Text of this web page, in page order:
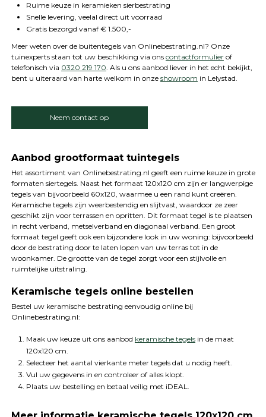
Ruime keuze in keramieken sierbestrating
Snelle levering, veelal direct uit voorraad
Gratis bezorgd vanaf € 1.500,-
Meer weten over de buitentegels van Onlinebestrating.nl? Onze
tuinexperts staan tot uw beschikking via ons contactformulierof
telefonisch via 0320 219 170. Als u ons aanbod liever in het echt bekijkt,
bent u uiteraard van harte welkom in onze showroom in Lelystad.
Neem contact op
Aanbod grootformaat tuintegels
Het assortiment van Onlinebestrating.nl geeft een ruime keuze in grote
formaten siertegels. Naast het formaat 120x120 cm zijn er langwerpige
tegels van bijvoorbeeld 60x120, waarmee u een rand kunt creëren.
Keramische tegels zijn weerbestendig en slijtvast, waardoor ze zeer
geschikt zijn voor terrassen en opritten. Dit formaat tegel is te plaatsen
in recht verband, metselverband en diagonaal verband. Een groot
formaat tegel geeft ook een bijzondere look in uw woning: bijvoorbeeld
door de bestrating door te laten lopen van uw terras tot in de
woonkamer. De grootte van de tegel zorgt voor een stijlvolle en
ruimtelijke uitstraling.
Keramische tegels online bestellen
Bestel uw keramische bestrating eenvoudig online bij
Onlinebestrating.nl:
Maak uw keuze uit ons aanbod keramische tegelsin de maat
120x120 cm.
Selecteer het aantal vierkante meter tegels dat u nodig heeft.
Vul uw gegevens in en controleer of alles klopt.
Plaats uw bestelling en betaal veilig met iDEAL.